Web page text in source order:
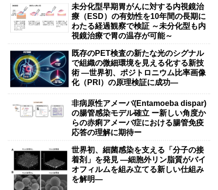
未分化型早期胃がんに対する内視鏡治
療（ESD）の有効性を10年間の長期に
わたる経過観察で検証 ～未分化型も内
視鏡治療で胃の温存が可能～
既存のPET検査の新たな光のシグナル
で組織の微細環境を見える化する新技
術 ―世界初、ポジトロニウム比率画像
化（PRI）の原理検証に成功―
非病原性アメーバ(Entamoeba dispar)
の腸管感染モデル確立 ー新しい角度か
らの赤痢アメーバ症における腸管免疫
応答の理解に期待ー
世界初、細菌感染を支える「分子の接
着剤」を発見 ―細胞外リン脂質がバイ
オフィルムを組み立てる新しい仕組み
を解明―